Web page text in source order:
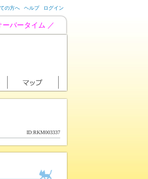
の方へ ヘルプ ログイン
ーバータイム ／
ID:RKM003337